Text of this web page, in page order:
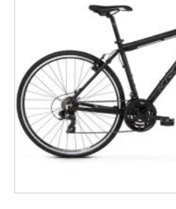
wariantów.
Opcje
można
wybrać
na
stronie